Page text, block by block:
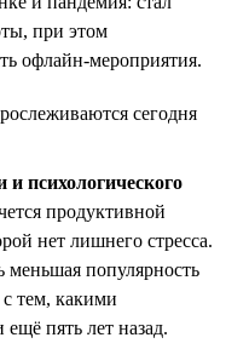
при этом
офлайн-мероприятия.
сегодня
и психологического
продуктивной
нет лишнего стресса.
меньшая популярность
тем, какими
пять лет назад.